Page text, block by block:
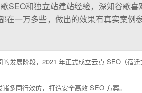
SEO和独立站建站经验，深知谷歌
一万多些，做出的效果有真实案例
发展阶段，2021 年正式成立云点 SEO（宿
多同行效仿，打造安全高效 SEO 方案。